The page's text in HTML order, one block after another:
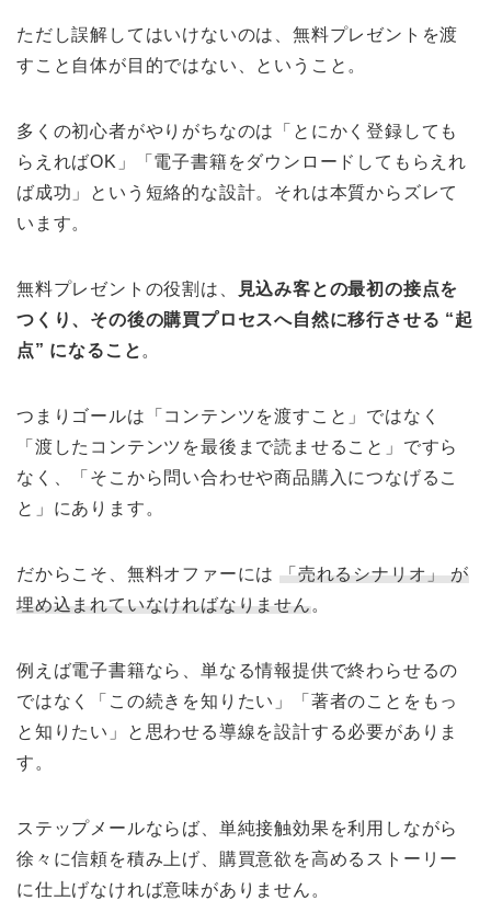
ただし誤解してはいけないのは、無料プレゼントを渡
すこと自体が目的ではない、ということ。
多くの初心者がやりがちなのは「とにかく登録しても
らえればOK」「電子書籍をダウンロードしてもらえれ
ば成功」という短絡的な設計。それは本質からズレて
います。
無料プレゼントの役割は、
見込み客との最初の接点を
つくり、その後の購買プロセスへ自然に移行させる “起
点” になること 。
つまりゴールは「コンテンツを渡すこと」ではなく
「渡したコンテンツを最後まで読ませること」ですら
なく、「そこから問い合わせや商品購入につなげるこ
と」にあります。
だからこそ、無料オファーには 「売れるシナリオ」 が
埋め込まれていなければなりません。
例えば電子書籍なら、単なる情報提供で終わらせるの
ではなく「この続きを知りたい」「著者のことをもっ
と知りたい」と思わせる導線を設計する必要がありま
す。
ステップメールならば、単純接触効果を利用しながら
徐々に信頼を積み上げ、購買意欲を高めるストーリー
に仕上げなければ意味がありません。